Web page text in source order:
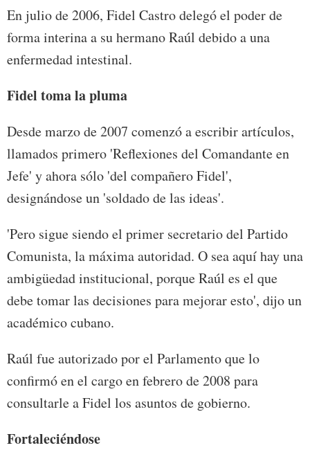
En julio de 2006, Fidel Castro delegó el poder de
forma interina a su hermano Raúl debido a una
enfermedad intestinal.
Fidel toma la pluma
Desde marzo de 2007 comenzó a escribir artículos,
llamados primero 'Reflexiones del Comandante en
Jefe' y ahora sólo 'del compañero Fidel',
designándose un 'soldado de las ideas'.
'Pero sigue siendo el primer secretario del Partido
Comunista, la máxima autoridad. O sea aquí hay una
ambigüedad institucional, porque Raúl es el que
debe tomar las decisiones para mejorar esto', dijo un
académico cubano.
Raúl fue autorizado por el Parlamento que lo
confirmó en el cargo en febrero de 2008 para
consultarle a Fidel los asuntos de gobierno.
Fortaleciéndose